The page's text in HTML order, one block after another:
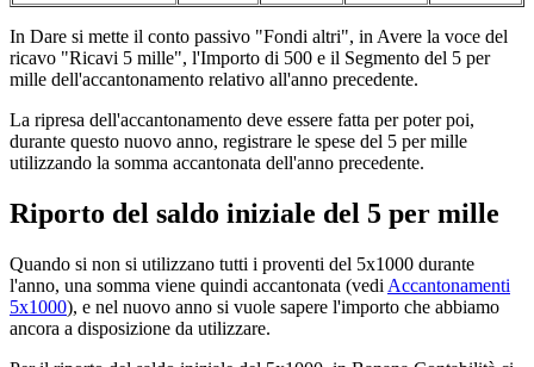
In Dare si mette il conto passivo "Fondi altri", in Avere la voce del
ricavo "Ricavi 5 mille", l'Importo di 500 e il Segmento del 5 per
mille dell'accantonamento relativo all'anno precedente.
La ripresa dell'accantonamento deve essere fatta per poter poi,
durante questo nuovo anno, registrare le spese del 5 per mille
utilizzando la somma accantonata dell'anno precedente.
Riporto del saldo iniziale del 5 per mille
Quando si non si utilizzano tutti i proventi del 5x1000 durante
l'anno, una somma viene quindi accantonata (vedi Accantonamenti
5x1000), e nel nuovo anno si vuole sapere l'importo che abbiamo
ancora a disposizione da utilizzare.